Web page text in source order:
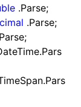
.Parse;
.Parse;